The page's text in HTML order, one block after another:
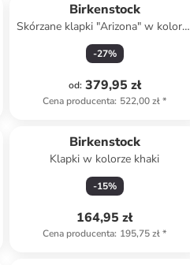
Birkenstock
Skórzane klapki "Arizona" w kolorze
brązowym
-27%
od: 379,95 zł
Cena producenta: 522,00 zł*
Birkenstock
Klapki w kolorze khaki
-15%
164,95 zł
Cena producenta: 195,75 zł*